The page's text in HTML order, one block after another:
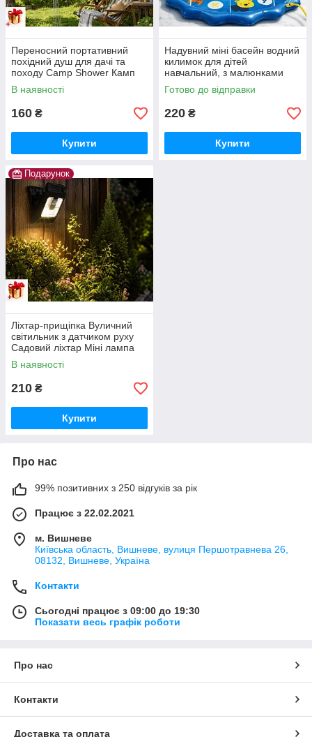
Переносний портативний
похідний душ для дачі та
походу Camp Shower Камп
Шовер 20 л/5 галонів
В наявності
160 ₴
Купити
Надувний міні басейн водний
килимок для дітей
навчальний, з малюнками
фонтанчик Swimming Ring
Готово до відправки
220 ₴
Купити
Подарунок
Ліхтар-прищіпка Вуличний
світильник з датчиком руху
Садовий ліхтар Міні лампа
на прищіпці з сонячною
панеллю і акумулятором
SSP-07
В наявності
210 ₴
Купити
Про нас
99% позитивних з 250 відгуків за рік
Працює з 22.02.2021
м. Вишневе
Київська область, Вишневе, вулиця Першотравнева 26,
08132, Вишневе, Україна
Контакти
Сьогодні працює з 09:00 до 19:30
Показати весь графік роботи
Про нас
Контакти
Доставка та оплата